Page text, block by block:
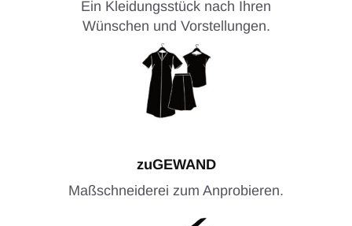
Ein Kleidungsstück nach Ihren
Wünschen und Vorstellungen.
zuGEWAND
Maßschneiderei zum Anprobieren.